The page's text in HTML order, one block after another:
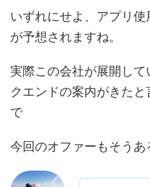
いずれにせよ、アプリ
が予想されますね。
実際この会社が展開し
クエンドの案内がきた
で
今回のオファーもそうあ